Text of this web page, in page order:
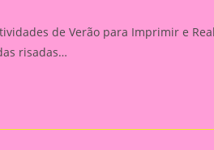
de Verão para Imprimir e
risadas…